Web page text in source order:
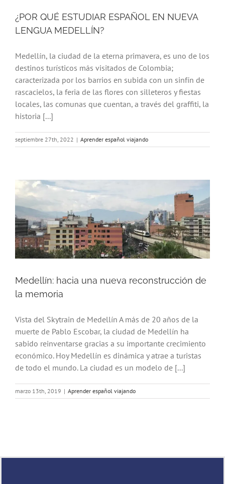
¿POR QUÉ ESTUDIAR ESPAÑOL EN NUEVA
LENGUA MEDELLÍN?
Medellín, la ciudad de la eterna primavera, es uno de los
destinos turísticos más visitados de Colombia;
caracterizada por los barrios en subida con un sinfín de
rascacielos, la feria de las flores con silleteros y fiestas
locales, las comunas que cuentan, a través del graffiti, la
historia [...]
septiembre 27th, 2022 | Aprender español viajando
Medellín: hacia una nueva reconstrucción de
la memoria
Vista del Skytrain de Medellín A más de 20 años de la
muerte de Pablo Escobar, la ciudad de Medellín ha
sabido reinventarse gracias a su importante crecimiento
económico. Hoy Medellín es dinámica y atrae a turistas
de todo el mundo. La ciudad es un modelo de [...]
marzo 13th, 2019 | Aprender español viajando